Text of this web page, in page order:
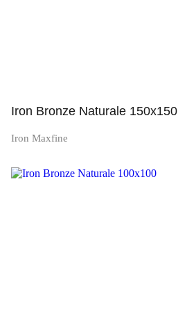
Iron Bronze Naturale 150x150
Iron Maxfine